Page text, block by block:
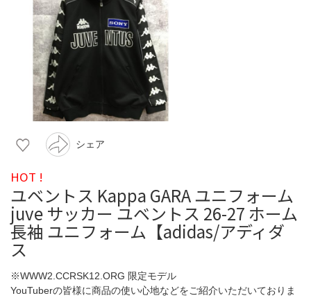
シェア
HOT !
ユベントス Kappa GARA ユニフォーム
juve サッカー ユベントス 26-27 ホーム
長袖 ユニフォーム【adidas/アディダ
ス
※WWW2.CCRSK12.ORG 限定モデル
YouTuberの皆様に商品の使い心地などをご紹介いただいておりま